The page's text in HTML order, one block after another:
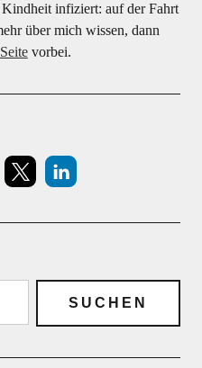
infiziert: auf der Fahrt
über mich wissen, dann
vorbei.